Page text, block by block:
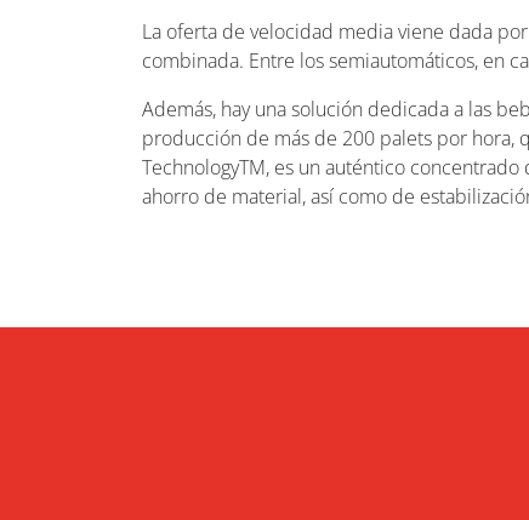
La oferta de velocidad media viene dada
combinada. Entre los semiautomáticos, en
Además, hay una solución dedicada a las
producción de más de 200 palets por hora,
TechnologyTM, es un auténtico
ahorro de material, así como de